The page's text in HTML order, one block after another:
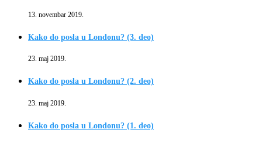
13. novembar 2019.
Kako do posla u Londonu? (3. deo)
23. maj 2019.
Kako do posla u Londonu? (2. deo)
23. maj 2019.
Kako do posla u Londonu? (1. deo)